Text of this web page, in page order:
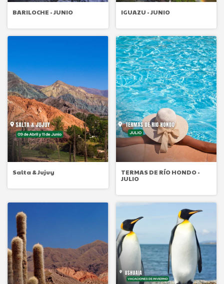
BARILOCHE - JUNIO IGUAZU - JUNIO
Salta & Jujuy
TERMAS DE RÍO HONDO -
JULIO